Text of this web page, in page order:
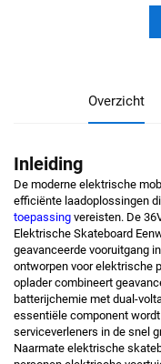
Overzicht
Inleiding
De moderne elektrische
efficiënte laadoplossingen
toepassing vereisten. De
Elektrische Skateboard
geavanceerde vooruitgang
ontworpen voor elektrische
oplader combineert
batterijchemie met dual-
essentiële component
serviceverleners in de snel
Naarmate elektrische